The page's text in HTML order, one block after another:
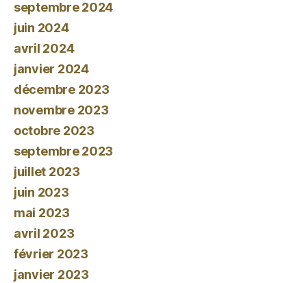
septembre 2024
juin 2024
avril 2024
janvier 2024
décembre 2023
novembre 2023
octobre 2023
septembre 2023
juillet 2023
juin 2023
mai 2023
avril 2023
février 2023
janvier 2023